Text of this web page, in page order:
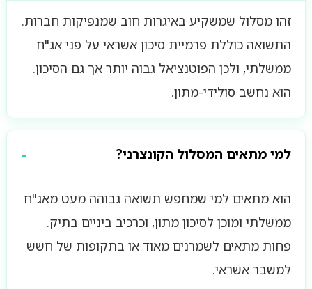
זהו מסלול שמשקיע באיגרות חוב שמנפיקות חברות.
התשואה כוללת פרמיית סיכון אשראי על פני אג"ח
ממשלתי, ולכן הפוטנציאל גבוה יותר אך גם הסיכון.
הוא נחשב סולידי-מתון.
למי מתאים המסלול הקונצרני?
הוא מתאים למי שמחפש תשואה גבוהה מעט מאג"ח
ממשלתי ומוכן לסיכון מתון, וכרכיב ביניים בתיק.
פחות מתאים לשמרנים מאוד או בתקופות של חשש
למשבר אשראי.